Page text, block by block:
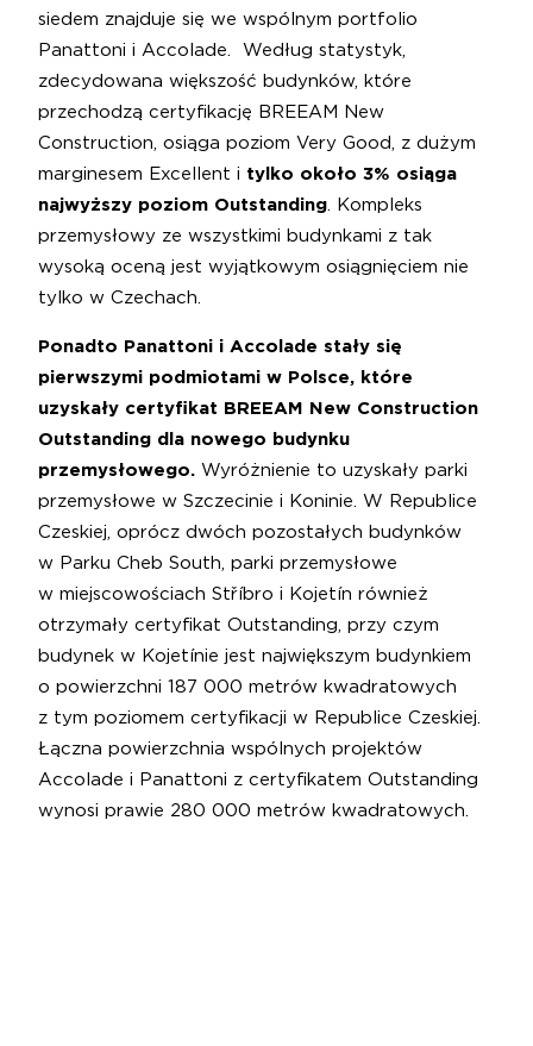
siedem znajduje się we wspólnym portfolio
Panattoni i Accolade. Według statystyk,
zdecydowana większość budynków, które
przechodzą certyfikację BREEAM New
Construction, osiąga poziom Very Good, z dużym
marginesem Excellent i tylko około 3% osiąga
najwyższy poziom Outstanding. Kompleks
przemysłowy ze wszystkimi budynkami z tak
wysoką oceną jest wyjątkowym osiągnięciem nie
tylko w Czechach.
Ponadto Panattoni i Accolade stały się
pierwszymi podmiotami w Polsce, które
uzyskały certyfikat BREEAM New Construction
Outstanding dla nowego budynku
przemysłowego. Wyróżnienie to uzyskały parki
przemysłowe w Szczecinie i Koninie. W Republice
Czeskiej, oprócz dwóch pozostałych budynków
w Parku Cheb South, parki przemysłowe
w miejscowościach Stříbro i Kojetín również
otrzymały certyfikat Outstanding, przy czym
budynek w Kojetínie jest największym budynkiem
o powierzchni 187 000 metrów kwadratowych
z tym poziomem certyfikacji w Republice Czeskiej.
Łączna powierzchnia wspólnych projektów
Accolade i Panattoni z certyfikatem Outstanding
wynosi prawie 280 000 metrów kwadratowych.